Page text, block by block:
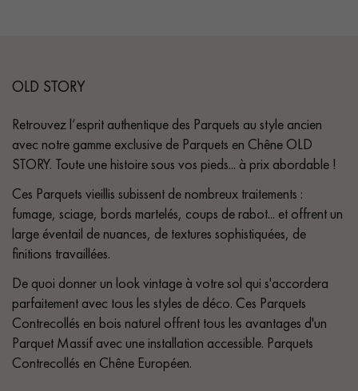
OLD STORY
Retrouvez l’esprit authentique des Parquets au style ancien
avec notre gamme exclusive de Parquets en Chêne OLD
STORY. Toute une histoire sous vos pieds... à prix abordable !
Ces Parquets vieillis subissent de nombreux traitements :
fumage, sciage, bords martelés, coups de rabot... et offrent un
large éventail de nuances, de textures sophistiquées, de
finitions travaillées.
De quoi donner un look vintage à votre sol qui s'accordera
parfaitement avec tous les styles de déco. Ces Parquets
Contrecollés en bois naturel offrent tous les avantages d'un
Parquet Massif avec une installation accessible. Parquets
Contrecollés en Chêne Européen.